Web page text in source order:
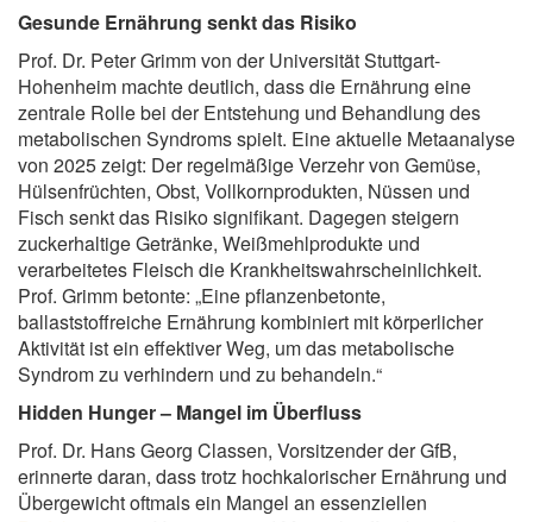
Gesunde Ernährung senkt das Risiko
Prof. Dr. Peter Grimm von der Universität Stuttgart-
Hohenheim machte deutlich, dass die Ernährung eine
zentrale Rolle bei der Entstehung und Behandlung des
metabolischen Syndroms spielt. Eine aktuelle Metaanalyse
von 2025 zeigt: Der regelmäßige Verzehr von Gemüse,
Hülsenfrüchten, Obst, Vollkornprodukten, Nüssen und
Fisch senkt das Risiko signifikant. Dagegen steigern
zuckerhaltige Getränke, Weißmehlprodukte und
verarbeitetes Fleisch die Krankheitswahrscheinlichkeit.
Prof. Grimm betonte: „Eine pflanzenbetonte,
ballaststoffreiche Ernährung kombiniert mit körperlicher
Aktivität ist ein effektiver Weg, um das metabolische
Syndrom zu verhindern und zu behandeln.“
Hidden Hunger – Mangel im Überfluss
Prof. Dr. Hans Georg Classen, Vorsitzender der GfB,
erinnerte daran, dass trotz hochkalorischer Ernährung und
Übergewicht oftmals ein Mangel an essenziellen